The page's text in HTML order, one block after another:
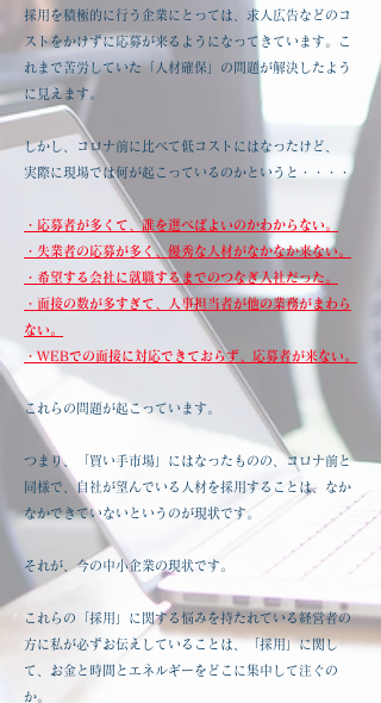
採用を積極的に行う企業にとっては、求人広告などのコ
ストをかけずに応募が来るようになってきています。こ
れまで苦労していた「人材確保」の問題が解決したよう
に見えます。
しかし、コロナ前に比べて低コストにはなったけど、
実際に現場では何が起こっているのかというと・・・・
・応募者が多くて、誰を選べばよいのかわからない。
・失業者の応募が多く、優秀な人材がなかなか来ない。
・希望する会社に就職するまでのつなぎ入社だった。
・面接の数が多すぎて、人事担当者が他の業務がまわら
ない。
・WEBでの面接に対応できておらず、応募者が来ない。
これらの問題が起こっています。
つまり、「買い手市場」にはなったものの、コロナ前と
同様で、自社が望んでいる人材を採用することは、なか
なかできていないというのが現状です。
それが、今の中小企業の現状です。
これらの「採用」に関する悩みを持たれている経営者の
方に私が必ずお伝えしていることは、「採用」に関し
て、お金と時間とエネルギーをどこに集中して注ぐの
か。